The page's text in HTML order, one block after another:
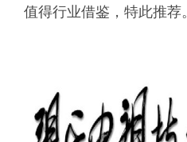
值得行业借鉴，特此推荐。